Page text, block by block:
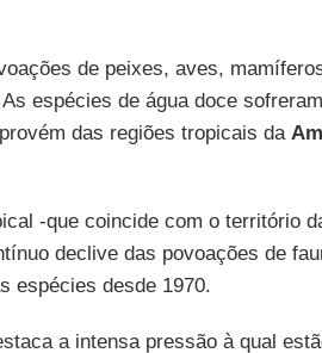
de peixes, aves,
espécies de água doce
das regiões tropicais da
-que coincide com o território
declive das povoações de
espécies desde 1970.
a intensa pressão à qual